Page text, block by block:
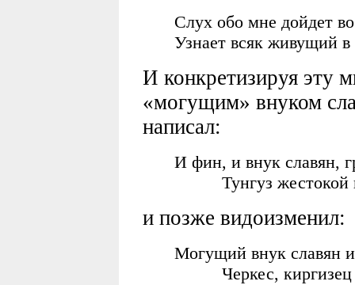
Слух обо мне дойдет
Узнает всяк живущий
И конкретизируя эту
«могущим» внуком
написал:
И фин, и внук славян,
Тунгуз жестокой
и позже видоизменил:
Могущий внук славян
Черкес, киргизец